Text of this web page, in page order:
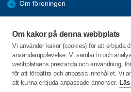
Om kakor på denna webbplats
Vi använder kakor (cookies) för att erbjuda
användarupplevelse. Vi samlar in och
webbplatsens prestanda och användning,
för att förbättra och anpassa innehållet. Vi
att kunna erbjuda anpassade annonser.
Om föreningen
Bli medlem
Nyheter
C/o:Marie Nielsén